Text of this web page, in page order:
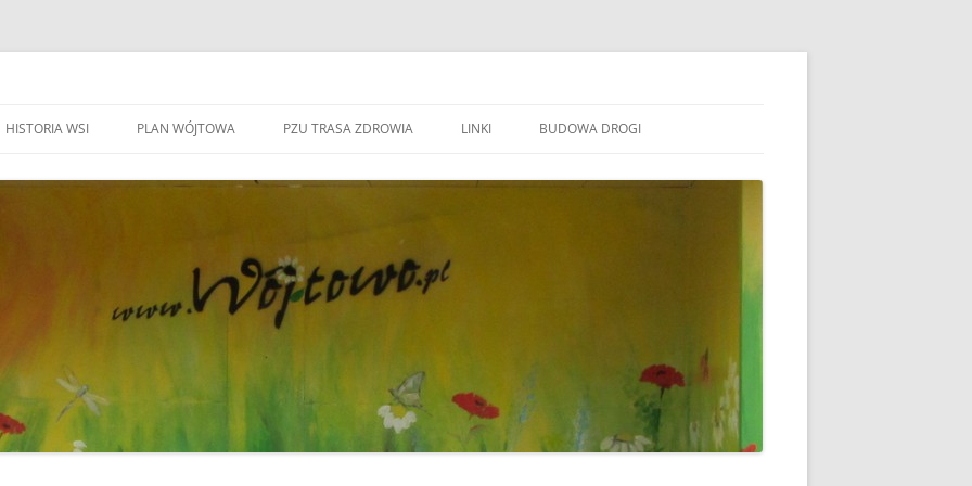
ŚMIECI
HISTORIA WSI
KAPLICZKI I KRZYŻE W WÓJTOWIE
ZWIĄZANI Z WÓJOWEM
BO JESTEM STĄD
PLAN WÓJTOWA PZU TRASA ZDROWIA LINKI
OLSZTYN
GMINA BARCZEWO DYŻURY RADNYCH
BUDOWA DROGI